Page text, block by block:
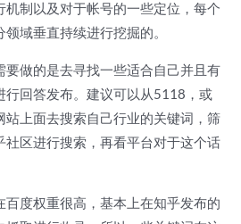
机制以及对于帐号的一些定位，每个
域垂直持续进行挖掘的。
要做的是去寻找一些适合自己并且有
行回答发布。建议可以从5118，或
站上面去搜索自己行业的关键词，筛
社区进行搜索，再看平台对于这个话
百度权重很高，基本上在知乎发布的